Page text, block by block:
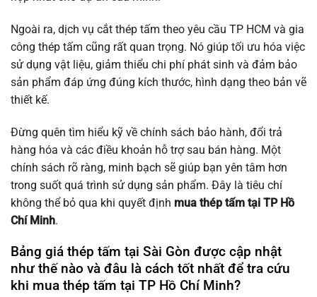
Ngoài ra, dịch vụ cắt thép tấm theo yêu cầu TP HCM và gia
công thép tấm cũng rất quan trọng. Nó giúp tối ưu hóa việc
sử dụng vật liệu, giảm thiểu chi phí phát sinh và đảm bảo
sản phẩm đáp ứng đúng kích thước, hình dạng theo bản vẽ
thiết kế.
Đừng quên tìm hiểu kỹ về chính sách bảo hành, đổi trả
hàng hóa và các điều khoản hỗ trợ sau bán hàng. Một
chính sách rõ ràng, minh bạch sẽ giúp bạn yên tâm hơn
trong suốt quá trình sử dụng sản phẩm. Đây là tiêu chí
không thể bỏ qua khi quyết định mua thép tấm tại TP Hồ
Chí Minh.
Bảng giá thép tấm tại Sài Gòn được cập nhật
như thế nào và đâu là cách tốt nhất để tra cứu
khi mua thép tấm tại TP Hồ Chí Minh?